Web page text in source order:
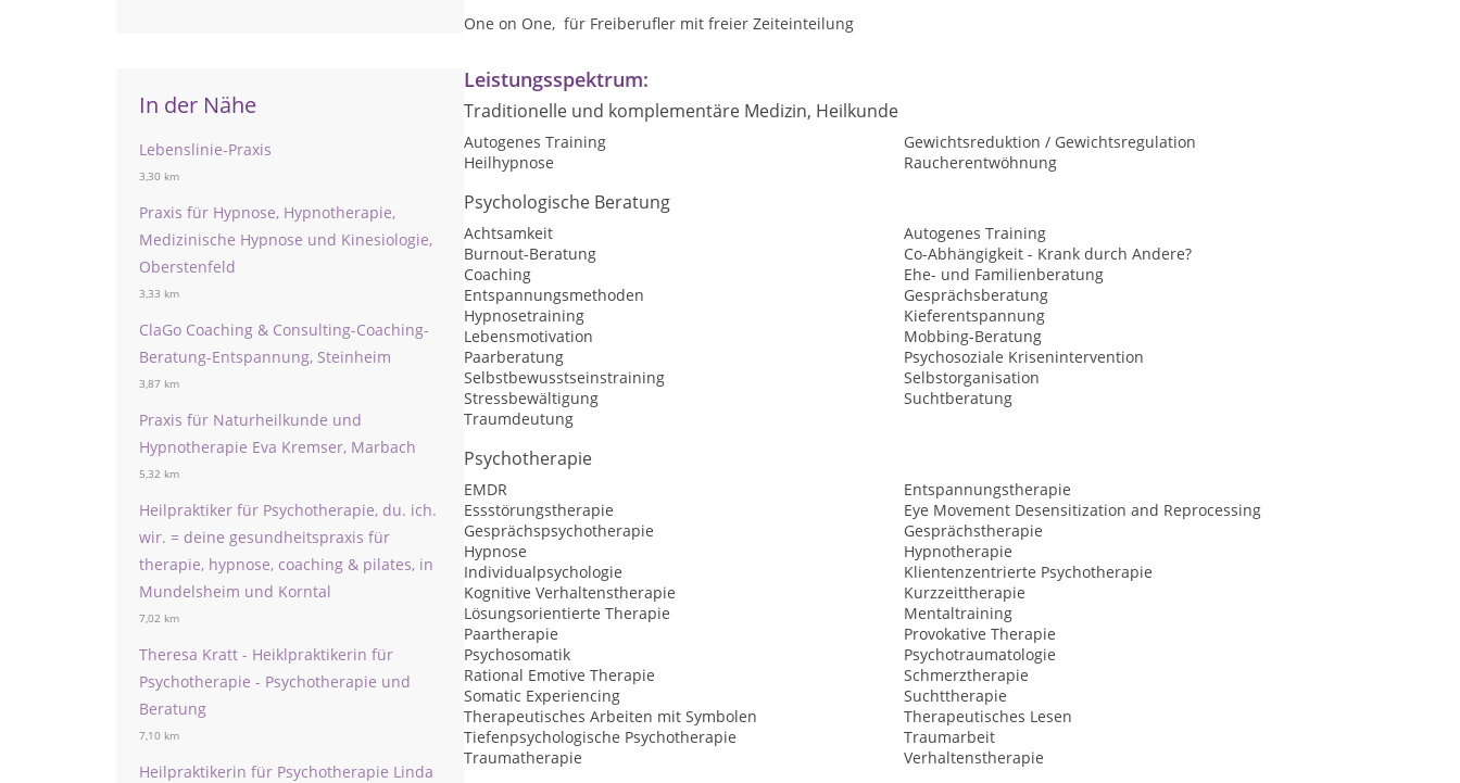
In der Nähe
Lebenslinie-Praxis
3,30 km
Praxis für Hypnose, Hypnotherapie,
Medizinische Hypnose und Kinesiologie,
Oberstenfeld
3,33 km
ClaGo Coaching & Consulting-Coaching-
Beratung-Entspannung, Steinheim
3,87 km
Praxis für Naturheilkunde und
Hypnotherapie Eva Kremser, Marbach
5,32 km
Heilpraktiker für Psychotherapie, du. ich.
wir. = deine gesundheitspraxis für
therapie, hypnose, coaching & pilates, in
Mundelsheim und Korntal
7,02 km
Theresa Kratt - Heiklpraktikerin für
Psychotherapie - Psychotherapie und
Beratung
7,10 km
Heilpraktikerin für Psychotherapie Linda
One on One, für Freiberufler mit freier Zeiteinteilung
Leistungsspektrum:
Traditionelle und komplementäre Medizin, Heilkunde
Autogenes Training
Gewichtsreduktion / Gewichtsregulation
Heilhypnose
Raucherentwöhnung
Psychologische Beratung
Achtsamkeit
Autogenes Training
Burnout-Beratung
Co-Abhängigkeit - Krank durch Andere?
Coaching
Ehe- und Familienberatung
Entspannungsmethoden
Gesprächsberatung
Hypnosetraining
Kieferentspannung
Lebensmotivation
Mobbing-Beratung
Paarberatung
Psychosoziale Krisenintervention
Selbstbewusstseinstraining
Selbstorganisation
Stressbewältigung
Suchtberatung
Traumdeutung
Psychotherapie
EMDR
Entspannungstherapie
Essstörungstherapie
Eye Movement Desensitization and Reprocessing
Gesprächspsychotherapie
Gesprächstherapie
Hypnose
Hypnotherapie
Individualpsychologie
Klientenzentrierte Psychotherapie
Kognitive Verhaltenstherapie
Kurzzeittherapie
Lösungsorientierte Therapie
Mentaltraining
Paartherapie
Provokative Therapie
Psychosomatik
Psychotraumatologie
Rational Emotive Therapie
Schmerztherapie
Somatic Experiencing
Suchttherapie
Therapeutisches Arbeiten mit Symbolen
Therapeutisches Lesen
Tiefenpsychologische Psychotherapie
Traumarbeit
Traumatherapie
Verhaltenstherapie